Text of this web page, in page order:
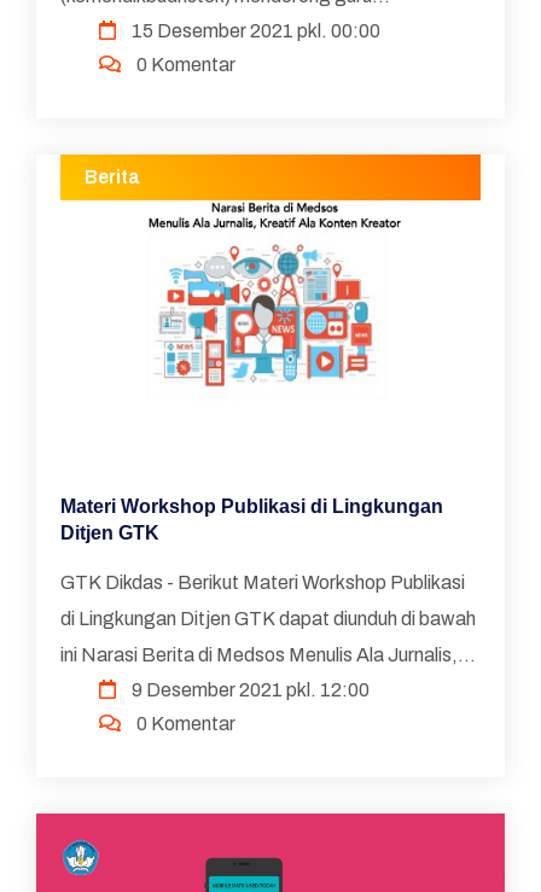
berkolaborasi melalui berbagai program yang
telah diluncurkan. Sejumlah kebijakan pendidi...
15 Desember 2021 pkl. 00:00
0 Komentar
Berita
Materi Workshop Publikasi di Lingkungan
Ditjen GTK
GTK Dikdas - Berikut Materi Workshop Publikasi
di Lingkungan Ditjen GTK dapat diunduh di bawah
ini Narasi Berita di Medsos Menulis Ala Jurnalis,
Kreatif Ala Konten Kreator Pembuatan Voice
Over ...
9 Desember 2021 pkl. 12:00
0 Komentar